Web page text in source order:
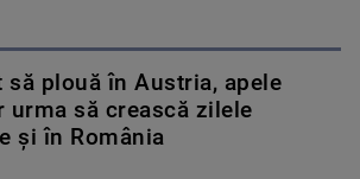
să plouă în Austria, apele
urma să crească zilele
și în România